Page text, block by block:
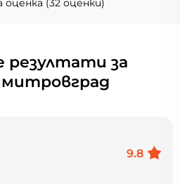
резултати за
9.8